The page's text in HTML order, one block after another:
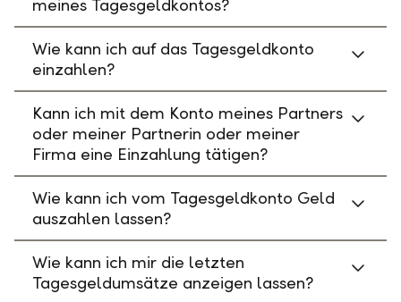
meines Tagesgeldkontos?
Wie kann ich auf das Tagesgeldkonto
einzahlen?
Kann ich mit dem Konto meines Partners
oder meiner Partnerin oder meiner
Firma eine Einzahlung tätigen?
Wie kann ich vom Tagesgeldkonto Geld
auszahlen lassen?
Wie kann ich mir die letzten
Tagesgeldumsätze anzeigen lassen?